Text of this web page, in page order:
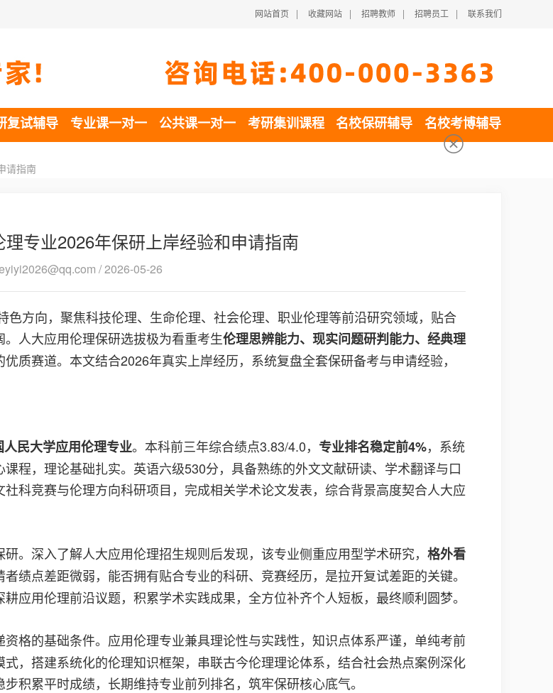
网站首页 收藏网站 招聘教师 招聘员工 联系我们
复试辅导 专业课一对一 公共课一对一 考研集训课程 名校保研辅导 名校考博辅导
请指南
专业2026年保研上岸经验和申请指南
/ 2026-05-26
方向，聚焦科技伦理、生命伦理、社会伦理、职业伦理等前沿研究领域，贴合
人大应用伦理保研选拔极为看重考生伦理思辨能力、现实问题研判能力、经典理
质赛道。本文结合2026年真实上岸经历，系统复盘全套保研备考与申请经验，
人民大学应用伦理专业。本科前三年综合绩点3.83/4.0， 专业排名稳定前4%，系统
程，理论基础扎实。英语六级530分，具备熟练的外文文献研读、学术翻译与口
科竞赛与伦理方向科研项目，完成相关学术论文发表，综合背景高度契合人大应
。深入了解人大应用伦理招生规则后发现，该专业侧重应用型学术研究， 格外看
者绩点差距微弱，能否拥有贴合专业的科研、竞赛经历，是拉开复试差距的关键。
应用伦理前沿议题，积累学术实践成果，全方位补齐个人短板，最终顺利圆梦。
资格的基础条件。应用伦理专业兼具理论性与实践性，知识点体系严谨，单纯考前
，搭建系统化的伦理知识框架，串联古今伦理理论体系，结合社会热点案例深化
积累平时成绩，长期维持专业前列排名，筑牢保研核心底气。